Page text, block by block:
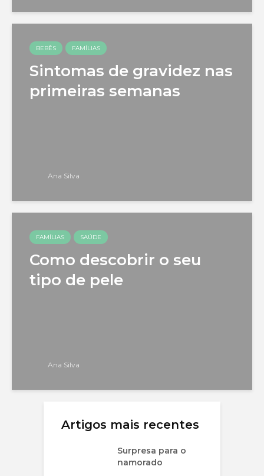
BEBÊS FAMÍLIAS
Sintomas de gravidez nas
primeiras semanas
Ana Silva
FAMÍLIAS SAÚDE
Como descobrir o seu
tipo de pele
Ana Silva
Artigos mais recentes
Surpresa para o
namorado